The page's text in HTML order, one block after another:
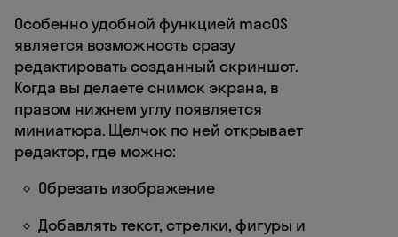
Особенно удобной функцией macOS
является возможность сразу
редактировать созданный скриншот.
Когда вы делаете снимок экрана, в
правом нижнем углу появляется
миниатюра. Щелчок по ней открывает
редактор, где можно:
Обрезать изображение
Добавлять текст, стрелки, фигуры и